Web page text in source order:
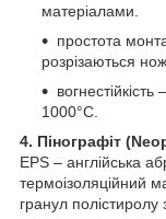
матеріалами.
простота
розрізаються
1000°С.
4. Пінографіт
EPS – англійська
термоізоляційний
гранул